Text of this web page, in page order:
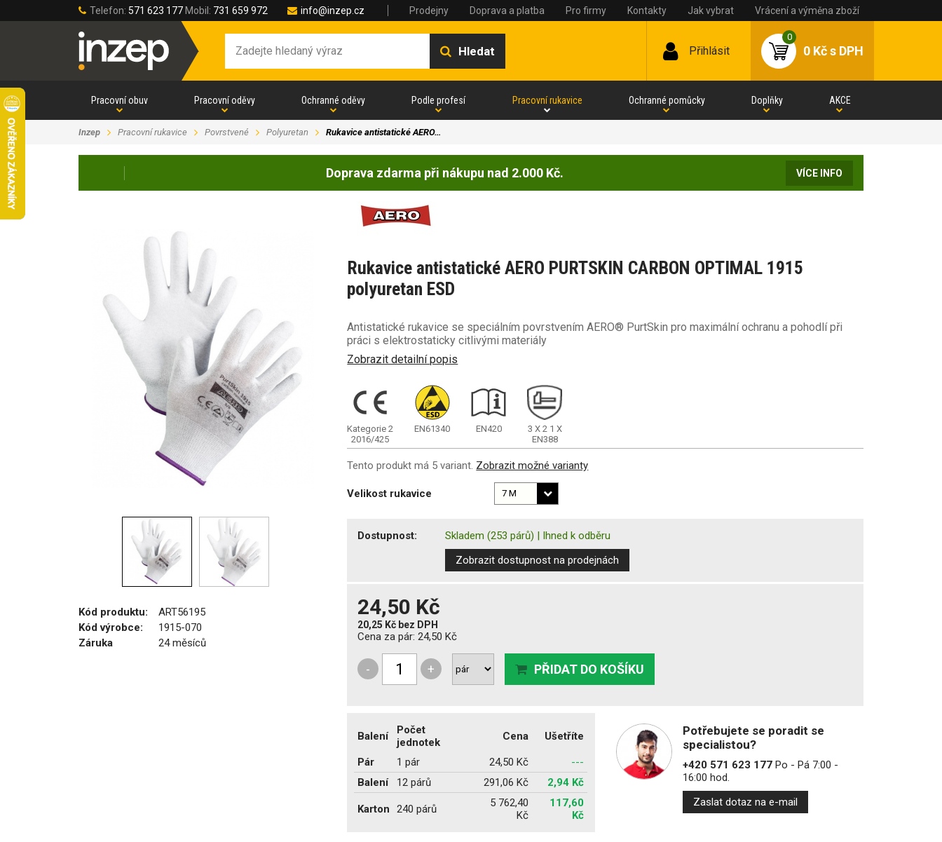
Telefon: 571 623 177 Mobil: 731 659 972 info@inzep.cz Prodejny Doprava a platba Pro firmy Kontakty Jak vybrat Vrácení a výměna zboží
Hledat Přihlásit
0
0 Kčs DPH
Pracovní obuv Pracovní oděvy Ochranné oděvy Podle profesí Pracovní rukavice Ochranné pomůcky Doplňky AKCE
Inzep Pracovní rukavice Povrstvené Polyuretan Rukavice antistatické AERO…
Doprava zdarma při nákupu nad 2.000 Kč. VÍCE INFO
Kód produktu:
ART56195
Kód výrobce:
1915-070
Záruka
24 měsíců
Rukavice antistatické AERO PURTSKIN CARBON OPTIMAL 1915
polyuretan ESD
Antistatické rukavice se speciálním povrstvením AERO® PurtSkin pro maximální ochranu a pohodlí při
práci s elektrostaticky citlivými materiály
Zobrazit detailní popis
Kategorie 2
2016/425
EN61340 EN420 3 X 2 1 X
EN388
Tento produkt má 5 variant. Zobrazit možné varianty
Velikost rukavice
Dostupnost: Skladem (253 párů) | Ihned k odběru
Zobrazit dostupnost na prodejnách
24,50 Kč
20,25 Kč bez DPH
Cena za pár:24,50 Kč
- + PŘIDAT DO KOŠÍKU
Balení
Počet
jednotek
Cena Ušetříte
Pár 1 pár 24,50 Kč
---
Balení
12 párů 291,06 Kč 2,94 Kč
Karton 240 párů
5 762,40
Kč
117,60
Kč
Potřebujete se poradit se
specialistou?
+420 571 623 177Po - Pá 7:00 -
16:00 hod.
Zaslat dotaz na e-mail